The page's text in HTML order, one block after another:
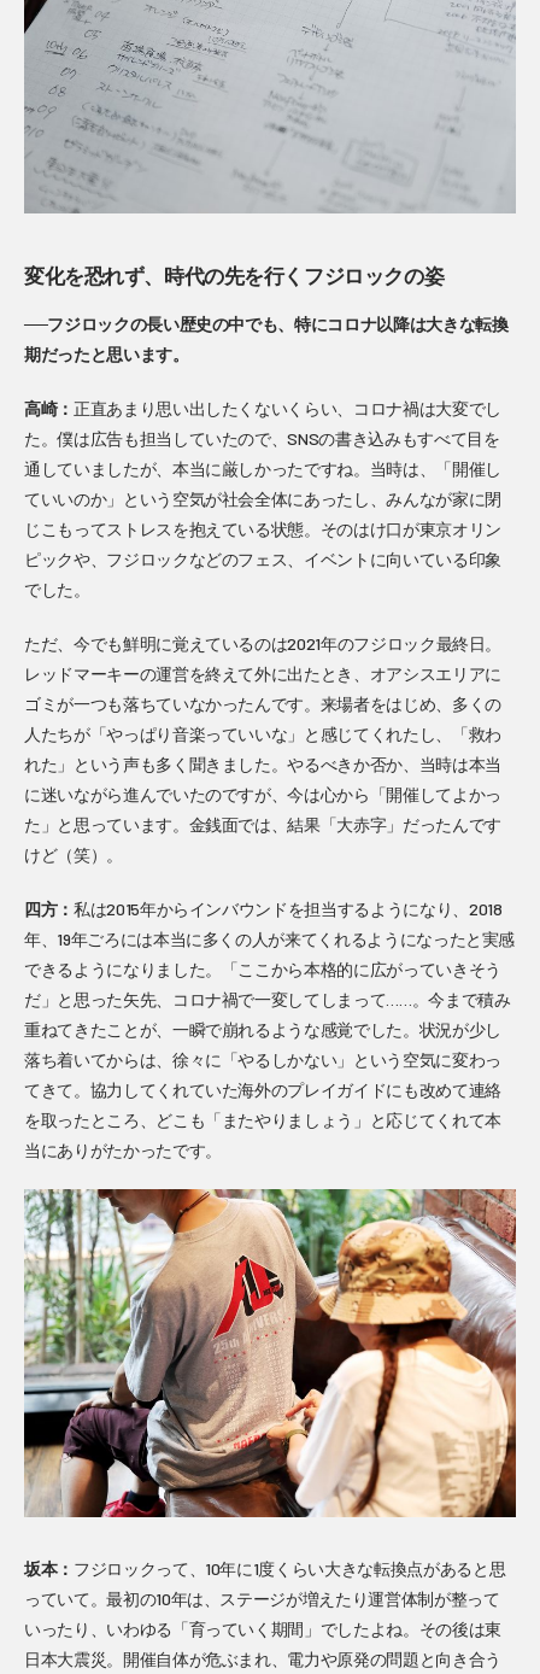
変化を恐れず、時代の先を行くフジロックの姿
──フジロックの長い歴史の中でも、特にコロナ以降は大きな転換
期だったと思います。
高崎： 正直あまり思い出したくないくらい、コロナ禍は大変でし
た。僕は広告も担当していたので、SNSの書き込みもすべて目を
通していましたが、本当に厳しかったですね。当時は、「開催し
ていいのか」という空気が社会全体にあったし、みんなが家に閉
じこもってストレスを抱えている状態。そのはけ口が東京オリン
ピックや、フジロックなどのフェス、イベントに向いている印象
でした。
ただ、今でも鮮明に覚えているのは2021年のフジロック最終日。
レッドマーキーの運営を終えて外に出たとき、オアシスエリアに
ゴミが一つも落ちていなかったんです。来場者をはじめ、多くの
人たちが「やっぱり音楽っていいな」と感じてくれたし、「救わ
れた」という声も多く聞きました。やるべきか否か、当時は本当
に迷いながら進んでいたのですが、今は心から「開催してよかっ
た」と思っています。金銭面では、結果「大赤字」だったんです
けど（笑）。
四方： 私は2015年からインバウンドを担当するようになり、2018
年、19年ごろには本当に多くの人が来てくれるようになったと実感
できるようになりました。「ここから本格的に広がっていきそう
だ」と思った矢先、コロナ禍で一変してしまって……。今まで積み
重ねてきたことが、一瞬で崩れるような感覚でした。状況が少し
落ち着いてからは、徐々に「やるしかない」という空気に変わっ
てきて。協力してくれていた海外のプレイガイドにも改めて連絡
を取ったところ、どこも「またやりましょう」と応じてくれて本
当にありがたかったです。
坂本： フジロックって、10年に1度くらい大きな転換点があると思
っていて。最初の10年は、ステージが増えたり運営体制が整って
いったり、いわゆる「育っていく期間」でしたよね。その後は東
日本大震災。開催自体が危ぶまれ、電力や原発の問題と向き合う